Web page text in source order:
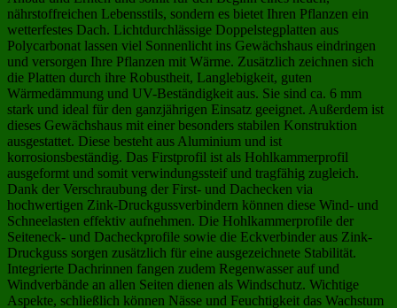
nährstoffreichen Lebensstils, sondern es bietet Ihren Pflanzen ein
wetterfestes Dach. Lichtdurchlässige Doppelstegplatten aus
Polycarbonat lassen viel Sonnenlicht ins Gewächshaus eindringen
und versorgen Ihre Pflanzen mit Wärme. Zusätzlich zeichnen sich
die Platten durch ihre Robustheit, Langlebigkeit, guten
Wärmedämmung und UV-Beständigkeit aus. Sie sind ca. 6 mm
stark und ideal für den ganzjährigen Einsatz geeignet. Außerdem ist
dieses Gewächshaus mit einer besonders stabilen Konstruktion
ausgestattet. Diese besteht aus Aluminium und ist
korrosionsbeständig. Das Firstprofil ist als Hohlkammerprofil
ausgeformt und somit verwindungssteif und tragfähig zugleich.
Dank der Verschraubung der First- und Dachecken via
hochwertigen Zink-Druckgussverbindern können diese Wind- und
Schneelasten effektiv aufnehmen. Die Hohlkammerprofile der
Seiteneck- und Dacheckprofile sowie die Eckverbinder aus Zink-
Druckguss sorgen zusätzlich für eine ausgezeichnete Stabilität.
Integrierte Dachrinnen fangen zudem Regenwasser auf und
Windverbände an allen Seiten dienen als Windschutz. Wichtige
Aspekte, schließlich können Nässe und Feuchtigkeit das Wachstum